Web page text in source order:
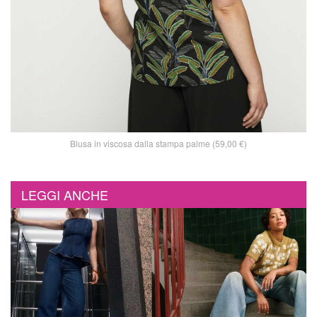
Blusa in viscosa dalla stampa palme (59,00 €)
LEGGI ANCHE